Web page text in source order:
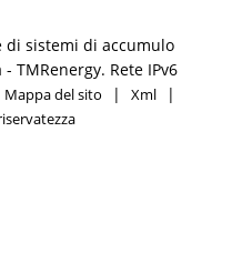
di sistemi di accumulo
TMRenergy. Rete IPv6
Mappa del sito | Xml |